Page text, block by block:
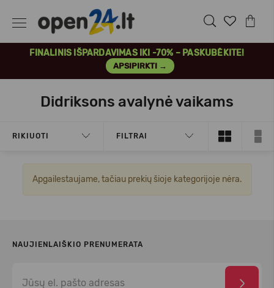
FINALINIS IŠPARDAVIMAS IKI -70% – PASKUBĖKITE!
APSIPIRKTI →
Didriksons avalynė vaikams
RIKIUOTI FILTRAI
Apgailestaujame, tačiau prekių šioje kategorijoje nėra.
NAUJIENLAIŠKIO PRENUMERATA